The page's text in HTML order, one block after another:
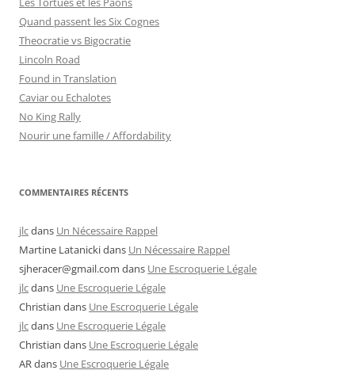
Quand passent les Six Cognes
Theocratie vs Bigocratie
Lincoln Road
Found in Translation
Caviar ou Echalotes
No King Rally
Nourir une famille / Affordability
COMMENTAIRES RÉCENTS
jlcdans Un Nécessaire Rappel
Martine Latanickidans Un Nécessaire Rappel
sjheracer@gmail.com dans Une Escroquerie Légale
jlcdans Une Escroquerie Légale
Christian dans Une Escroquerie Légale
jlcdans Une Escroquerie Légale
Christian dans Une Escroquerie Légale
ARdans Une Escroquerie Légale